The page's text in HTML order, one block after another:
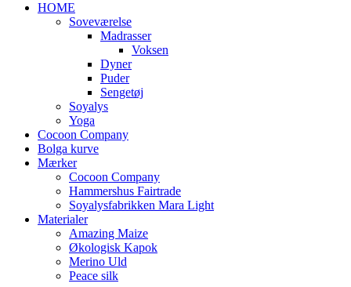
HOME
Soveværelse
Madrasser
Voksen
Dyner
Puder
Sengetøj
Soyalys
Yoga
Cocoon Company
Bolga kurve
Mærker
Cocoon Company
Hammershus Fairtrade
Soyalysfabrikken Mara Light
Materialer
Amazing Maize
Økologisk Kapok
Merino Uld
Peace silk